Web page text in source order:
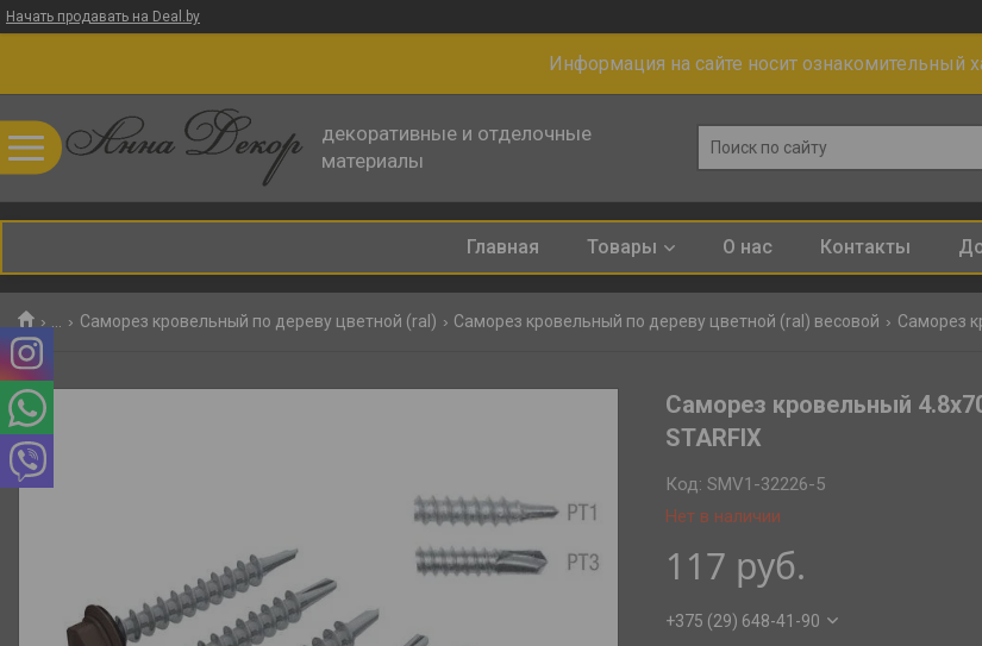
Начать продавать на Deal.by
Информация на сайте носит ознакомительный
декоративные и отделочные
материалы
Главная Товары О нас Контакты
Саморез кровельный по дереву цветной (ral) Саморез кровельный по дереву цветной (ral) весовой Саморез
Саморез кровельный
STARFIX
Нет в наличии
Код:SMV1-32226-5
117 руб.
+375 (29) 648-41-90